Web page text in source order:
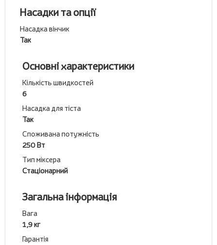
Насадки та опції
Насадка вінчик
Так
Основні характеристики
Кількість швидкостей
6
Насадка для тіста
Так
Споживана потужність
250 Вт
Тип міксера
Стаціонарний
Загальна інформація
Вага
1,9 кг
Гарантія